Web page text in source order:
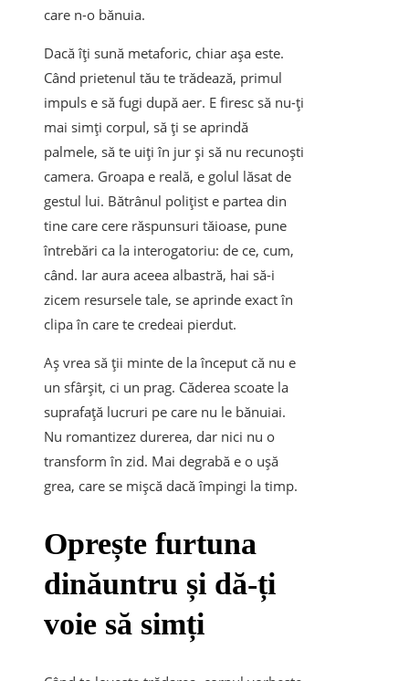
care n-o bănuia.
Dacă îți sună metaforic, chiar așa este.
Când prietenul tău te trădează, primul
impuls e să fugi după aer. E firesc să nu-ți
mai simți corpul, să ți se aprindă
palmele, să te uiți în jur și să nu recunoști
camera. Groapa e reală, e golul lăsat de
gestul lui. Bătrânul polițist e partea din
tine care cere răspunsuri tăioase, pune
întrebări ca la interogatoriu: de ce, cum,
când. Iar aura aceea albastră, hai să-i
zicem resursele tale, se aprinde exact în
clipa în care te credeai pierdut.
Aș vrea să ții minte de la început că nu e
un sfârșit, ci un prag. Căderea scoate la
suprafață lucruri pe care nu le bănuiai.
Nu romantizez durerea, dar nici nu o
transform în zid. Mai degrabă e o ușă
grea, care se mișcă dacă împingi la timp.
Oprește furtuna
dinăuntru și dă-ți
voie să simți